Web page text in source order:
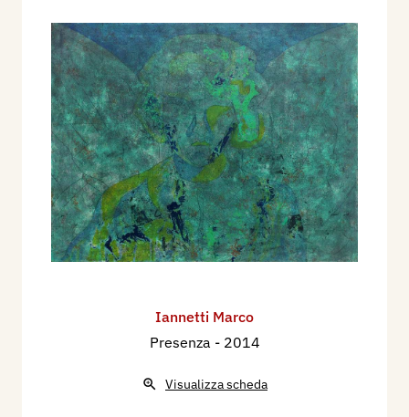
Iannetti Marco
Presenza - 2014
Visualizza scheda